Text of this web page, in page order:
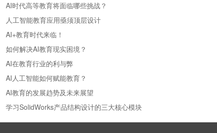
AI时代高等教育将面临哪些挑战？
人工智能教育应用亟须顶层设计
AI+教育时代来临！
如何解决AI教育现实困境？
AI在教育行业的利与弊
AI人工智能如何赋能教育？
AI教育的发展趋势及未来展望
学习SolidWorks产品结构设计的三大核心模块